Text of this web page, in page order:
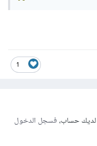
1
لديك حساب،فسجل الدخول